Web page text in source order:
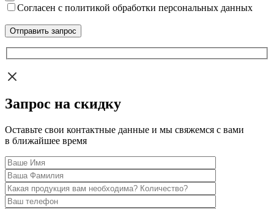
Согласен с политикой обработки персональных данных
Запрос на скидку
Оставьте свои контактные данные и мы свяжемся с вами
в ближайшее время